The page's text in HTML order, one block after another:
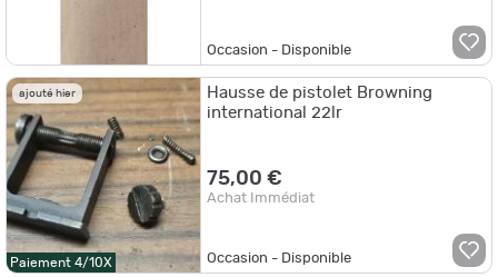
Occasion - Disponible
ajouté hier
Paiement 4/10X
Hausse de pistolet Browning
international 22lr
75,00 €
Achat Immédiat
Occasion - Disponible